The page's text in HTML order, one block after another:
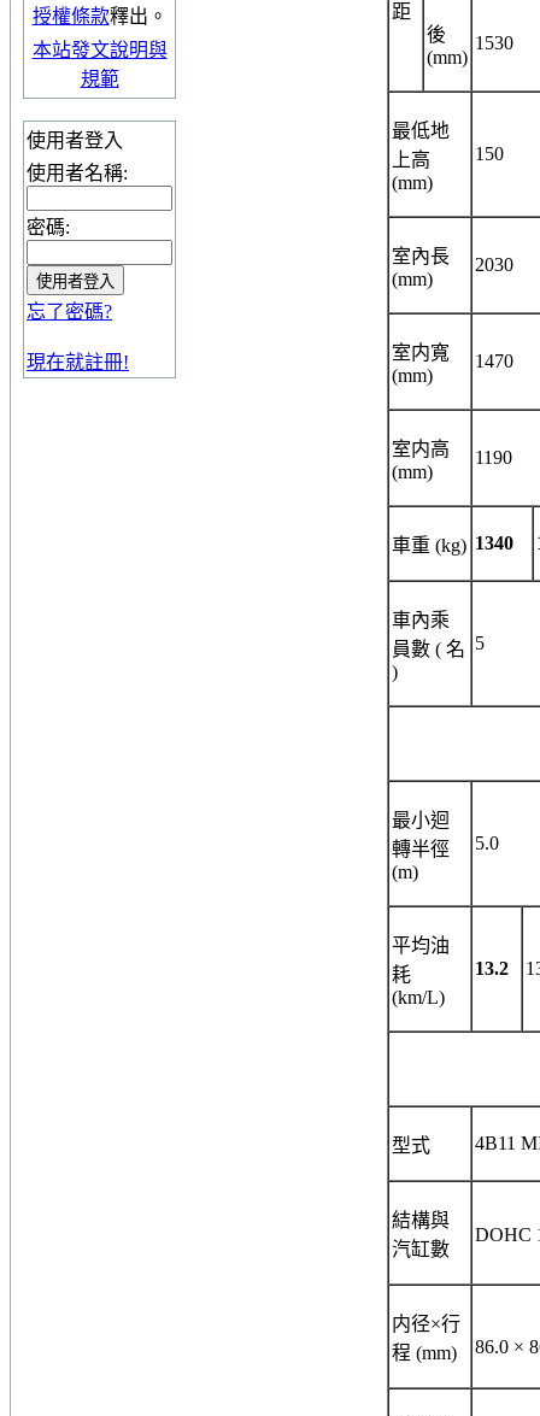
授權條款釋出。
本站發文說明與
規範
使用者登入
使用者名稱:
密碼:
忘了密碼?
現在就註冊!
距
後
(mm)
1530
最低地
上高
(mm)
150
室內長
(mm)
2030
室内寬
(mm)
1470
室内高
(mm)
1190
車重 (kg) 1340
車內乘
員數 ( 名
)
5
最小迴
轉半徑
(m)
5.0
平均油
耗
(km/L)
13.2
型式 4B11
結構與
汽缸數
DOHC
内径×行
程 (mm) 86.0 ×